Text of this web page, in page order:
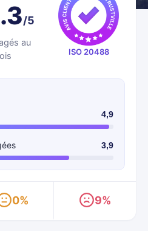
/5
au
ISO 20488
4,9
3,9
0% 9%